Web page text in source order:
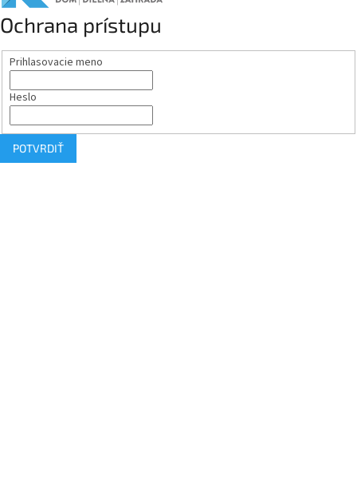
Ochrana prístupu
Prihlasovacie meno
Heslo
POTVRDIŤ